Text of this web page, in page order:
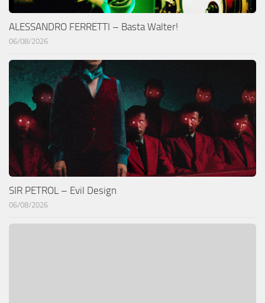
ALESSANDRO FERRETTI – Basta Walter!
06/08/2026
SIR PETROL – Evil Design
06/08/2026